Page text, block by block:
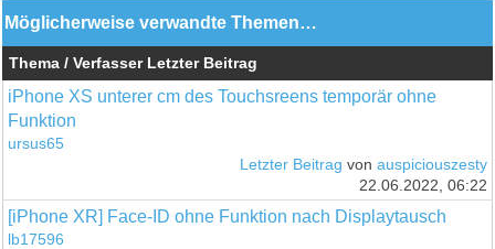
Möglicherweise verwandte Themen…
Thema / Verfasser Letzter Beitrag
iPhone XS unterer cm des Touchsreens temporär ohne
Funktion
ursus65
Letzter Beitrag von auspiciouszesty
22.06.2022, 06:22
[iPhone XR] Face-ID ohne Funktion nach Displaytausch
lb17596